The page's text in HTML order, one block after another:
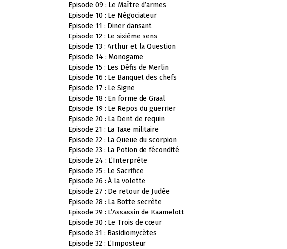
Episode 09 : Le Maître d’armes
Episode 10 : Le Négociateur
Episode 11 : Diner dansant
Episode 12 : Le sixième sens
Episode 13 : Arthur et la Question
Episode 14 : Monogame
Episode 15 : Les Défis de Merlin
Episode 16 : Le Banquet des chefs
Episode 17 : Le Signe
Episode 18 : En forme de Graal
Episode 19 : Le Repos du guerrier
Episode 20 : La Dent de requin
Episode 21 : La Taxe militaire
Episode 22 : La Queue du scorpion
Episode 23 : La Potion de fécondité
Episode 24 : L’Interprète
Episode 25 : Le Sacrifice
Episode 26 : À la volette
Episode 27 : De retour de Judée
Episode 28 : La Botte secrète
Episode 29 : L’Assassin de Kaamelott
Episode 30 : Le Trois de cœur
Episode 31 : Basidiomycètes
Episode 32 : L’Imposteur